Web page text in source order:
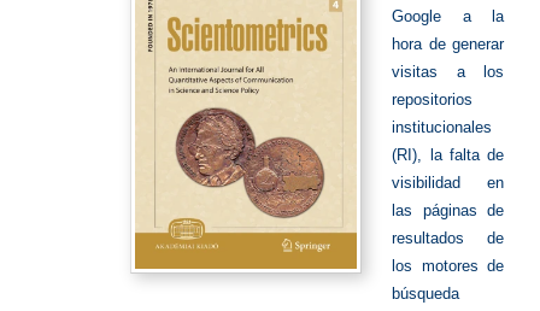
Google a la
hora de generar
visitas a los
repositorios
institucionales
(RI), la falta de
visibilidad en
las páginas de
resultados de
los motores de
búsqueda